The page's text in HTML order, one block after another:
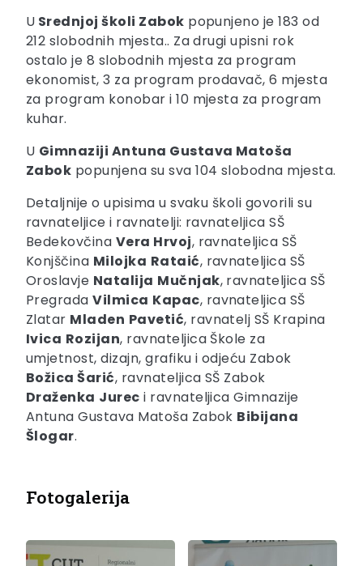
U Srednjoj školi Zabok popunjeno je 183 od
212 slobodnih mjesta.. Za drugi upisni rok
ostalo je 8 slobodnih mjesta za program
ekonomist, 3 za program prodavač, 6 mjesta
za program konobar i 10 mjesta za program
kuhar.
U Gimnaziji Antuna Gustava Matoša
Zabok popunjena su sva 104 slobodna mjesta.
Detaljnije o upisima u svaku školi govorili su
ravnateljice i ravnatelji: ravnateljica SŠ
Bedekovčina Vera Hrvoj, ravnateljica SŠ
Konjščina Milojka Rataić, ravnateljica SŠ
Oroslavje Natalija Mučnjak, ravnateljica SŠ
PregradaVilmica Kapac, ravnateljica SŠ
Zlatar Mladen Pavetić, ravnatelj SŠ Krapina
Ivica Rozijan, ravnateljica Škole za
umjetnost, dizajn, grafiku i odjeću Zabok
Božica Šarić, ravnateljica SŠ Zabok
Draženka Jurec i ravnateljica Gimnazije
Antuna Gustava Matoša Zabok Bibijana
Šlogar.
Fotogalerija